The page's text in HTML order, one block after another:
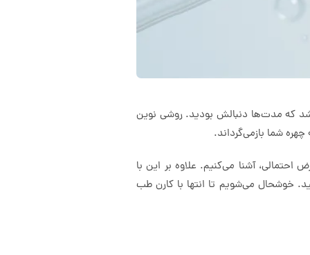
که مدت‌ها دنبالش بودید. روشی نوین
شما بازمی‌گرداند.
احتمالی، آشنا می‌کنیم. علاوه بر این با
خوشحال می‌شویم تا انتها با کارن طب